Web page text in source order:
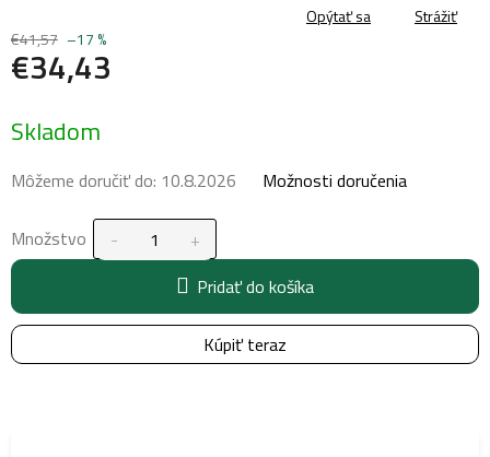
€41,57 –17 %
€34,43
cena:
Skladom
Môžeme doručiť do: 10.8.2026 Možnosti doručenia
Množstvo
Pridať do košíka
Kúpiť teraz
Opýtať sa Strážiť